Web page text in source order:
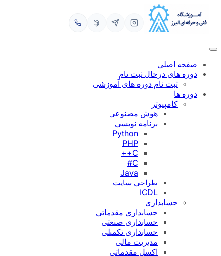
محتوا
صفحه اصلی
دوره های درحال ثبت نام
ثبت نام دوره های آموزشی
دوره ها
کامپیوتر
هوش مصنوعی
برنامه نویسی
Python
PHP
C++
C#
Java
طراحی سایت
ICDL
حسابداری
حسابداری مقدماتی
حسابداری صنعتی
حسابداری تکمیلی
مدیریت مالی
اکسل مقدماتی